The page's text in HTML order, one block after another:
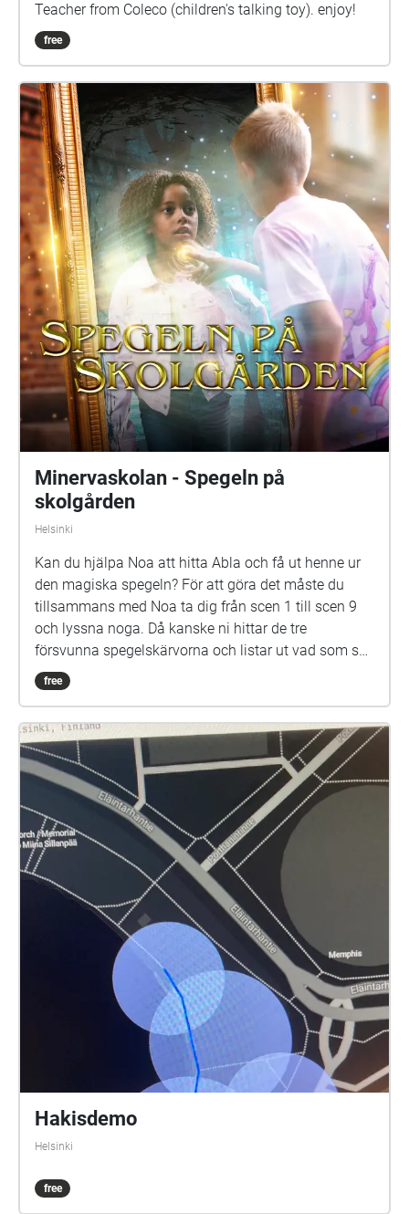
Teacher from Coleco (children's talking toy). enjoy!
free
Minervaskolan - Spegeln på
skolgården
Helsinki
Kan du hjälpa Noa att hitta Abla och få ut henne ur
den magiska spegeln? För att göra det måste du
tillsammans med Noa ta dig från scen 1 till scen 9
och lyssna noga. Då kanske ni hittar de tre
försvunna spegelskärvorna och listar ut vad som ska
göras med dem. Det kan hända att fler försvunna
barn dyker upp i skärvorna. På skolgården kommer
här skolan för länge sen. Hon är virrig, men det lönar
sig att lyssna på henne. Siri och Selma kan du
däremot gärna akta dig för. Spegeln på skolgården-
äventyret är skrivet av Monica Vikström-Jokela. De
som gör rollerna är: Noa: Theo Zilliacus Siri: Rebecka
Mellgren Selma: Olivia Söderholm Abla: Beatrice
Holmström Frank: Samuel Bahne Märta: Saga
Sederholm Nalle: Oskar Pöysti Polisen: Stella Laine
Elna: Sue Lemström Elever på skolgården spelas av:
Livia Ahlström, Kajsa Degn, Bon Järf, Luna Lukka,
Salma Sarkola, Amie Sidibeh och Norah Thottungal.
Vi andra som har jobbat med äventyret är: Barbro
Ahlstedt, Clas Christiansen, Jessica Edén, Sofie
Gammals, Anne Hämäläinen, Timo Hietala, Niko
Ingman, Anna-Maija Kalén, Marina Meinander och
drama. Vi hoppas att du ska ha en rolig och
spännande stund på din skolgård!
free
Hakisdemo
Helsinki
free